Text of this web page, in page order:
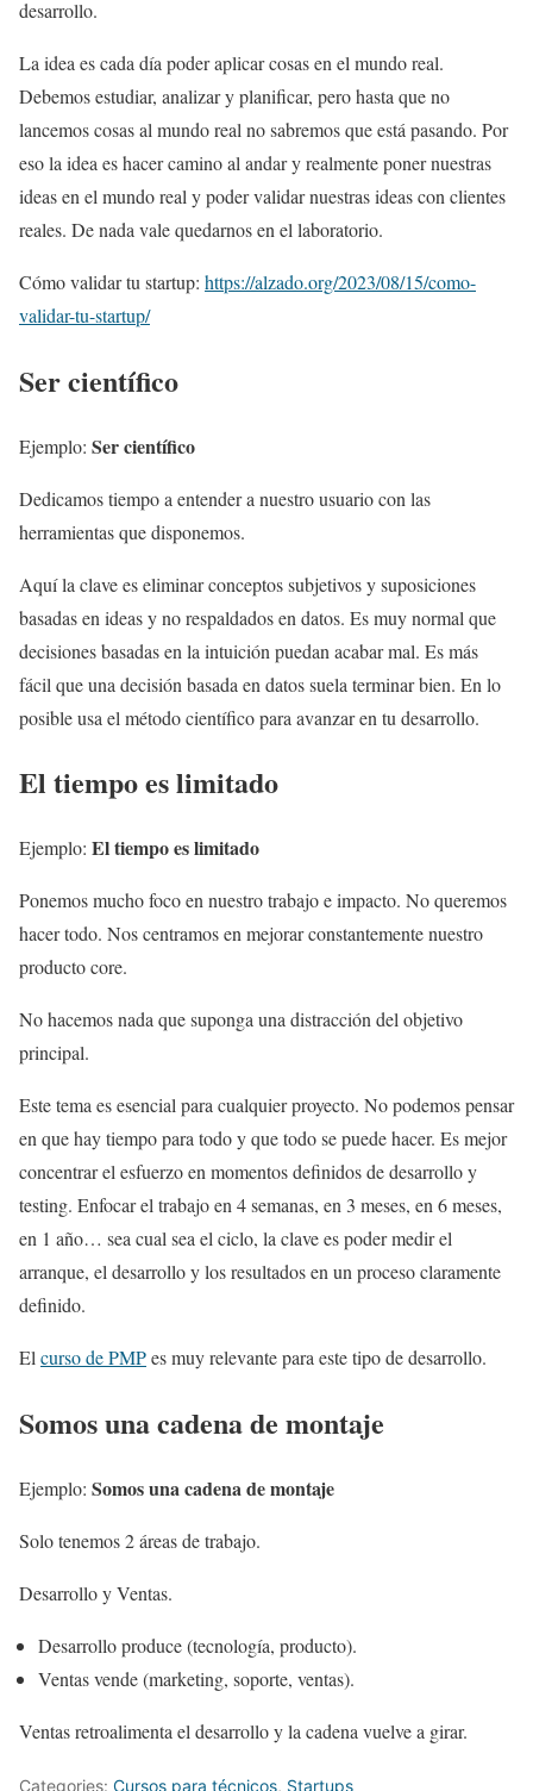
desarrollo.
La idea es cada día poder aplicar cosas en el mundo real.
Debemos estudiar, analizar y planificar, pero hasta que no
lancemos cosas al mundo real no sabremos que está pasando. Por
eso la idea es hacer camino al andar y realmente poner nuestras
ideas en el mundo real y poder validar nuestras ideas con clientes
reales. De nada vale quedarnos en el laboratorio.
Cómo validar tu startup: https://alzado.org/2023/08/15/como-
validar-tu-startup/
Ser científico
Ejemplo: Ser científico
Dedicamos tiempo a entender a nuestro usuario con las
herramientas que disponemos.
Aquí la clave es eliminar conceptos subjetivos y suposiciones
basadas en ideas y no respaldados en datos. Es muy normal que
decisiones basadas en la intuición puedan acabar mal. Es más
fácil que una decisión basada en datos suela terminar bien. En lo
posible usa el método científico para avanzar en tu desarrollo.
El tiempo es limitado
Ejemplo: El tiempo es limitado
Ponemos mucho foco en nuestro trabajo e impacto. No queremos
hacer todo. Nos centramos en mejorar constantemente nuestro
producto core.
No hacemos nada que suponga una distracción del objetivo
principal.
Este tema es esencial para cualquier proyecto. No podemos pensar
en que hay tiempo para todo y que todo se puede hacer. Es mejor
concentrar el esfuerzo en momentos definidos de desarrollo y
testing. Enfocar el trabajo en 4 semanas, en 3 meses, en 6 meses,
en 1 año… sea cual sea el ciclo, la clave es poder medir el
arranque, el desarrollo y los resultados en un proceso claramente
definido.
Elcurso de PMPes muy relevante para este tipo de desarrollo.
Somos una cadena de montaje
Ejemplo: Somos una cadena de montaje
Solo tenemos 2 áreas de trabajo.
Desarrollo y Ventas.
Desarrollo produce (tecnología, producto).
Ventas vende (marketing, soporte, ventas).
Ventas retroalimenta el desarrollo y la cadena vuelve a girar.
Categories: Cursos para técnicos, Startups